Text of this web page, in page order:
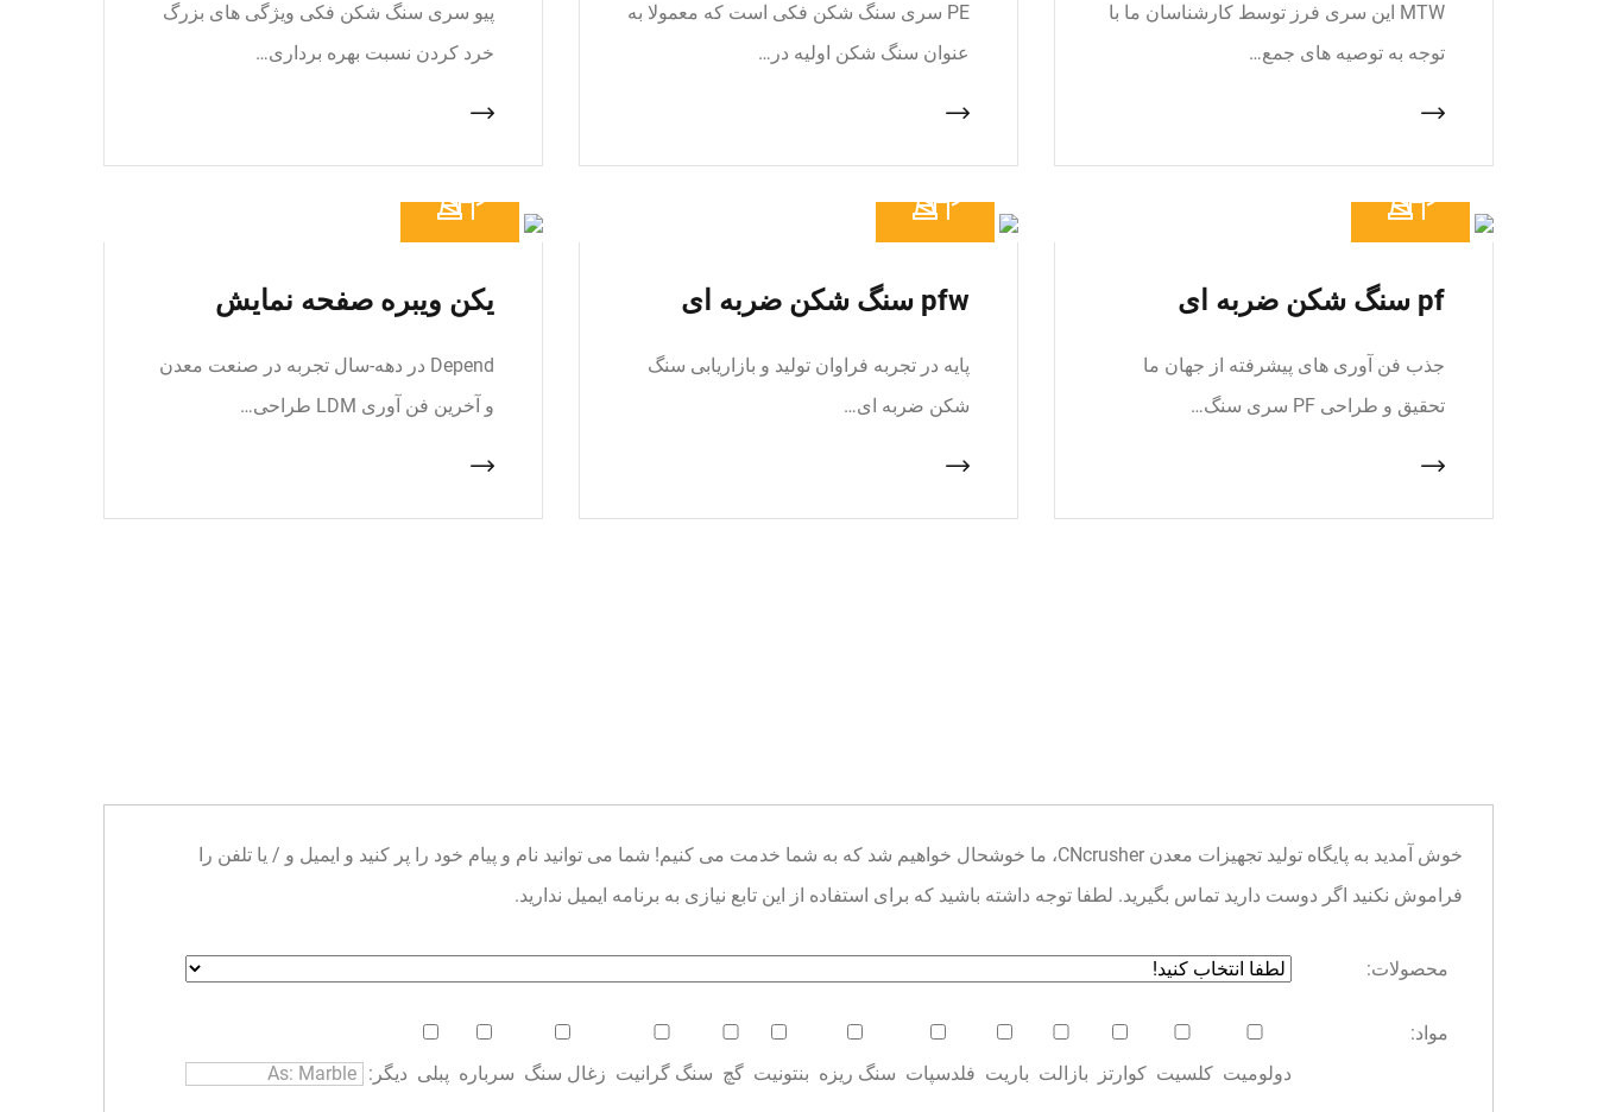
MTW این سری فرز توسط کارشناسان ما با
توجه به توصیه های جمع…
PE سری سنگ شکن فکی است که معمولا به
عنوان سنگ شکن اولیه در…
پیو سری سنگ شکن فکی ویژگی های بزرگ
خرد کردن نسبت بهره برداری…
pf سنگ شکن ضربه ای
جذب فن آوری های پیشرفته از جهان ما
تحقیق و طراحی PF سری سنگ…
pfw سنگ شکن ضربه ای
پایه در تجربه فراوان تولید و بازاریابی سنگ
شکن ضربه ای…
یکن ویبره صفحه نمایش
Depend در دهه-سال تجربه در صنعت معدن
و آخرین فن آوری LDM طراحی…
خوش آمدید به پایگاه تولید تجهیزات معدن CNcrusher، ما خوشحال خواهیم شد که به شما خدمت می کنیم! شما می توانید نام و پیام خود را پر کنید و ایمیل و / یا تلفن را
فراموش نکنید اگر دوست دارید تماس بگیرید. لطفا توجه داشته باشید که برای استفاده از این تابع نیازی به برنامه ایمیل ندارید.
محصولات:
مواد:
دولومیت کلسیت کوارتز بازالت باریت فلدسپات سنگ ریزه بنتونیت گچ سنگ گرانیت زغال سنگ سرباره پبلی دیگر: